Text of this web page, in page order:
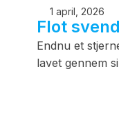
1 april, 2026
Flot
Endnu et
lavet gennem